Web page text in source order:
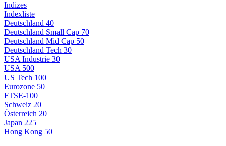
Indizes
Indexliste
Deutschland 40
Deutschland Small Cap 70
Deutschland Mid Cap 50
Deutschland Tech 30
USA Industrie 30
USA 500
US Tech 100
Eurozone 50
FTSE-100
Schweiz 20
Österreich 20
Japan 225
Hong Kong 50